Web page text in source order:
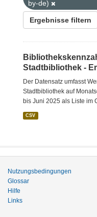
by-de)
Ergebnisse filtern
Stadtbibliothek -
Der Datensatz umfasst
Stadtbibliothek auf
bis Juni 2025 als Liste im
CSV
Nutzungsbedingungen
Glossar
Hilfe
Links